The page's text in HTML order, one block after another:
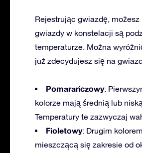
Rejestrując gwiazdę,
gwiazdy w konstelacji są
temperaturze. Można
już zdecydujesz się na
Pomarańczowy:
kolorze mają średnią lub
Temperatury te zazwyczaj
Fioletowy: Drugim
mieszczącą się zakresie od